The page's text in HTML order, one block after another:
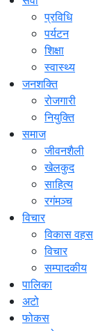
प्रविधि
पर्यटन
शिक्षा
स्वास्थ्य
जनशक्ति
रोजगारी
नियुक्ति
समाज
जीवनशैली
खेलकुद
साहित्य
रगंमञ्च
विचार
विकास वहस
विचार
सम्पादकीय
पालिका
अटो
फोकस